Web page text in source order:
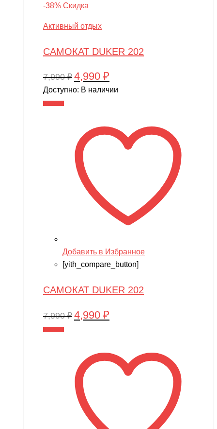
-38% Скидка
Активный отдых
САМОКАТ DUKER 202
7,990₽ Первоначальная
цена
4,990 ₽
цена:
Доступно: В наличии
Добавить в Избранное
[yith_compare_button]
САМОКАТ DUKER 202
7,990₽ Первоначальная
7,990 ₽.
4,990 ₽